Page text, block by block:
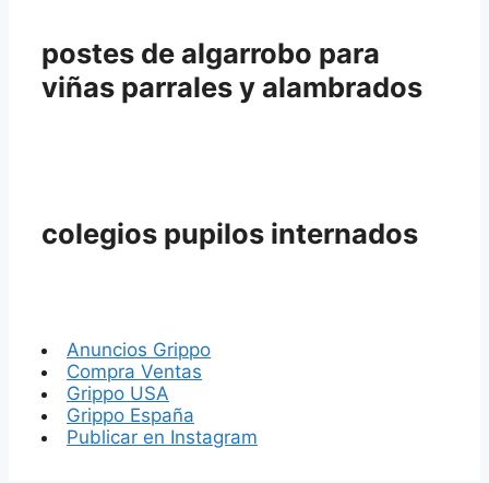
postes de algarrobo para
viñas parrales y alambrados
colegios pupilos internados
Anuncios Grippo
Compra Ventas
Grippo USA
Grippo España
Publicar en Instagram